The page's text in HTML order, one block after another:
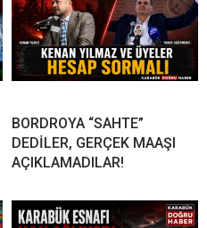
BORDROYA “SAHTE”
DEDİLER, GERÇEK MAAŞI
AÇIKLAMADILAR!